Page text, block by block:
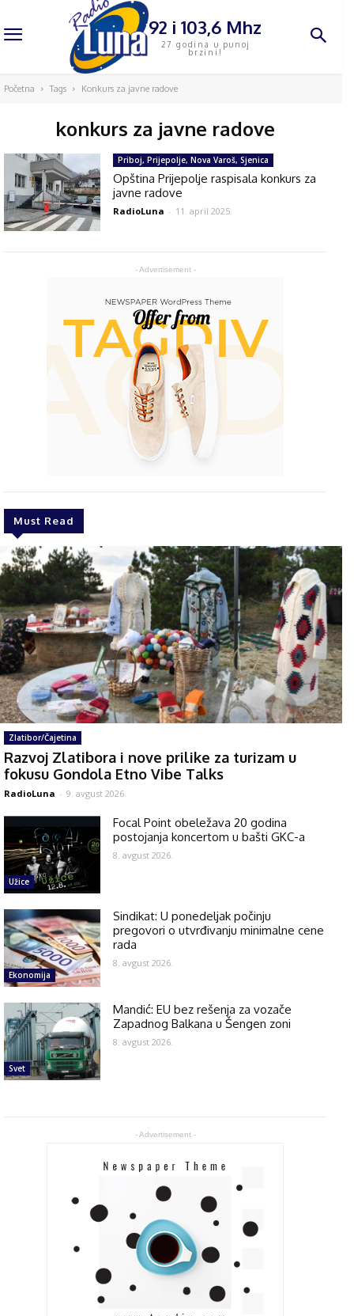
92 i 103,6 Mhz
27 godina u punoj
brzini!
Početna Tags Konkurs za javne radove
konkurs za javne radove
- Advertisement -
Must Read
Zlatibor/Čajetina
Razvoj Zlatibora i nove prilike za turizam u
fokusu Gondola Etno Vibe Talks
RadioLuna - 9. avgust 2026.
Užice
Focal Point obeležava 20 godina
postojanja koncertom u bašti GKC-a
8. avgust 2026.
Ekonomija
Sindikat: U ponedeljak počinju
pregovori o utvrđivanju minimalne cene
rada
8. avgust 2026.
Svet
Mandić: EU bez rešenja za vozače
Zapadnog Balkana u Šengen zoni
8. avgust 2026.
Priboj, Prijepolje, Nova Varoš, Sjenica
Opština Prijepolje raspisala konkurs za
javne radove
RadioLuna - 11. april 2025.
- Advertisement -